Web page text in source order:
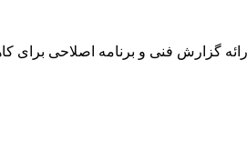
گزارش فنی و برنامه اصلاحی برای